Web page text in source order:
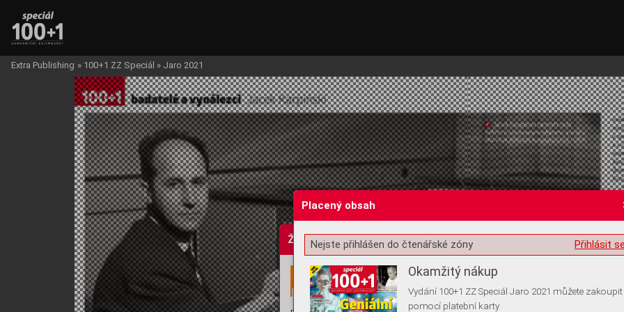
Žádost o souhlas s ukládáním volitelných informací
Extra Publishing » 100+1 ZZ Speciál » Jaro 2021
Placený obsah
Přihlásit
Nejste přihlášen do čtenářské zóny
Okamžitý nákup
Vydání 100+1 ZZ Speciál Jaro 2021 můžete zakoupit
pomocí platební karty